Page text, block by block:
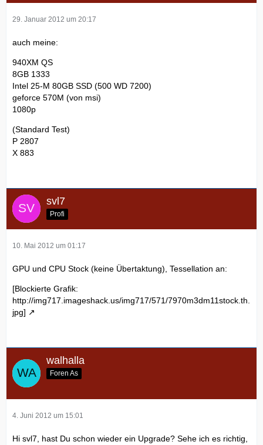
29. Januar 2012 um 20:17
auch meine:
940XM QS
8GB 1333
Intel 25-M 80GB SSD (500 WD 7200)
geforce 570M (von msi)
1080p
(Standard Test)
P 2807
X 883
svl7
Profi
10. Mai 2012 um 01:17
GPU und CPU Stock (keine Übertaktung), Tessellation an:
[Blockierte Grafik:
http://img717.imageshack.us/img717/571/7970m3dm11stock.th.
jpg]
walhalla
Foren As
4. Juni 2012 um 15:01
Hi svl7, hast Du schon wieder ein Upgrade? Sehe ich es richtig,